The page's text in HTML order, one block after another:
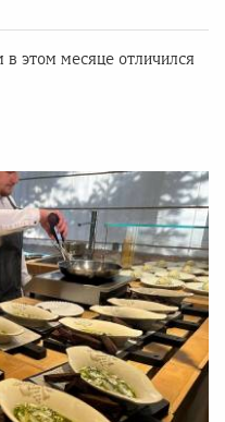
этом месяце отличился